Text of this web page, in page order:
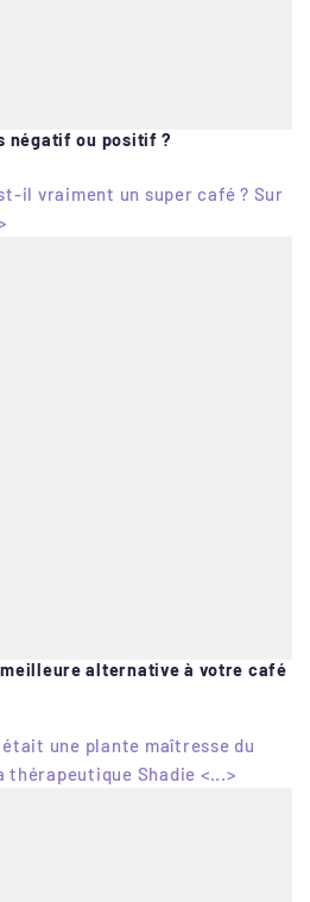
négatif ou positif ?
il vraiment un super café ? Sur
alternative à votre café
une plante maîtresse du
thérapeutique Shadie <...>